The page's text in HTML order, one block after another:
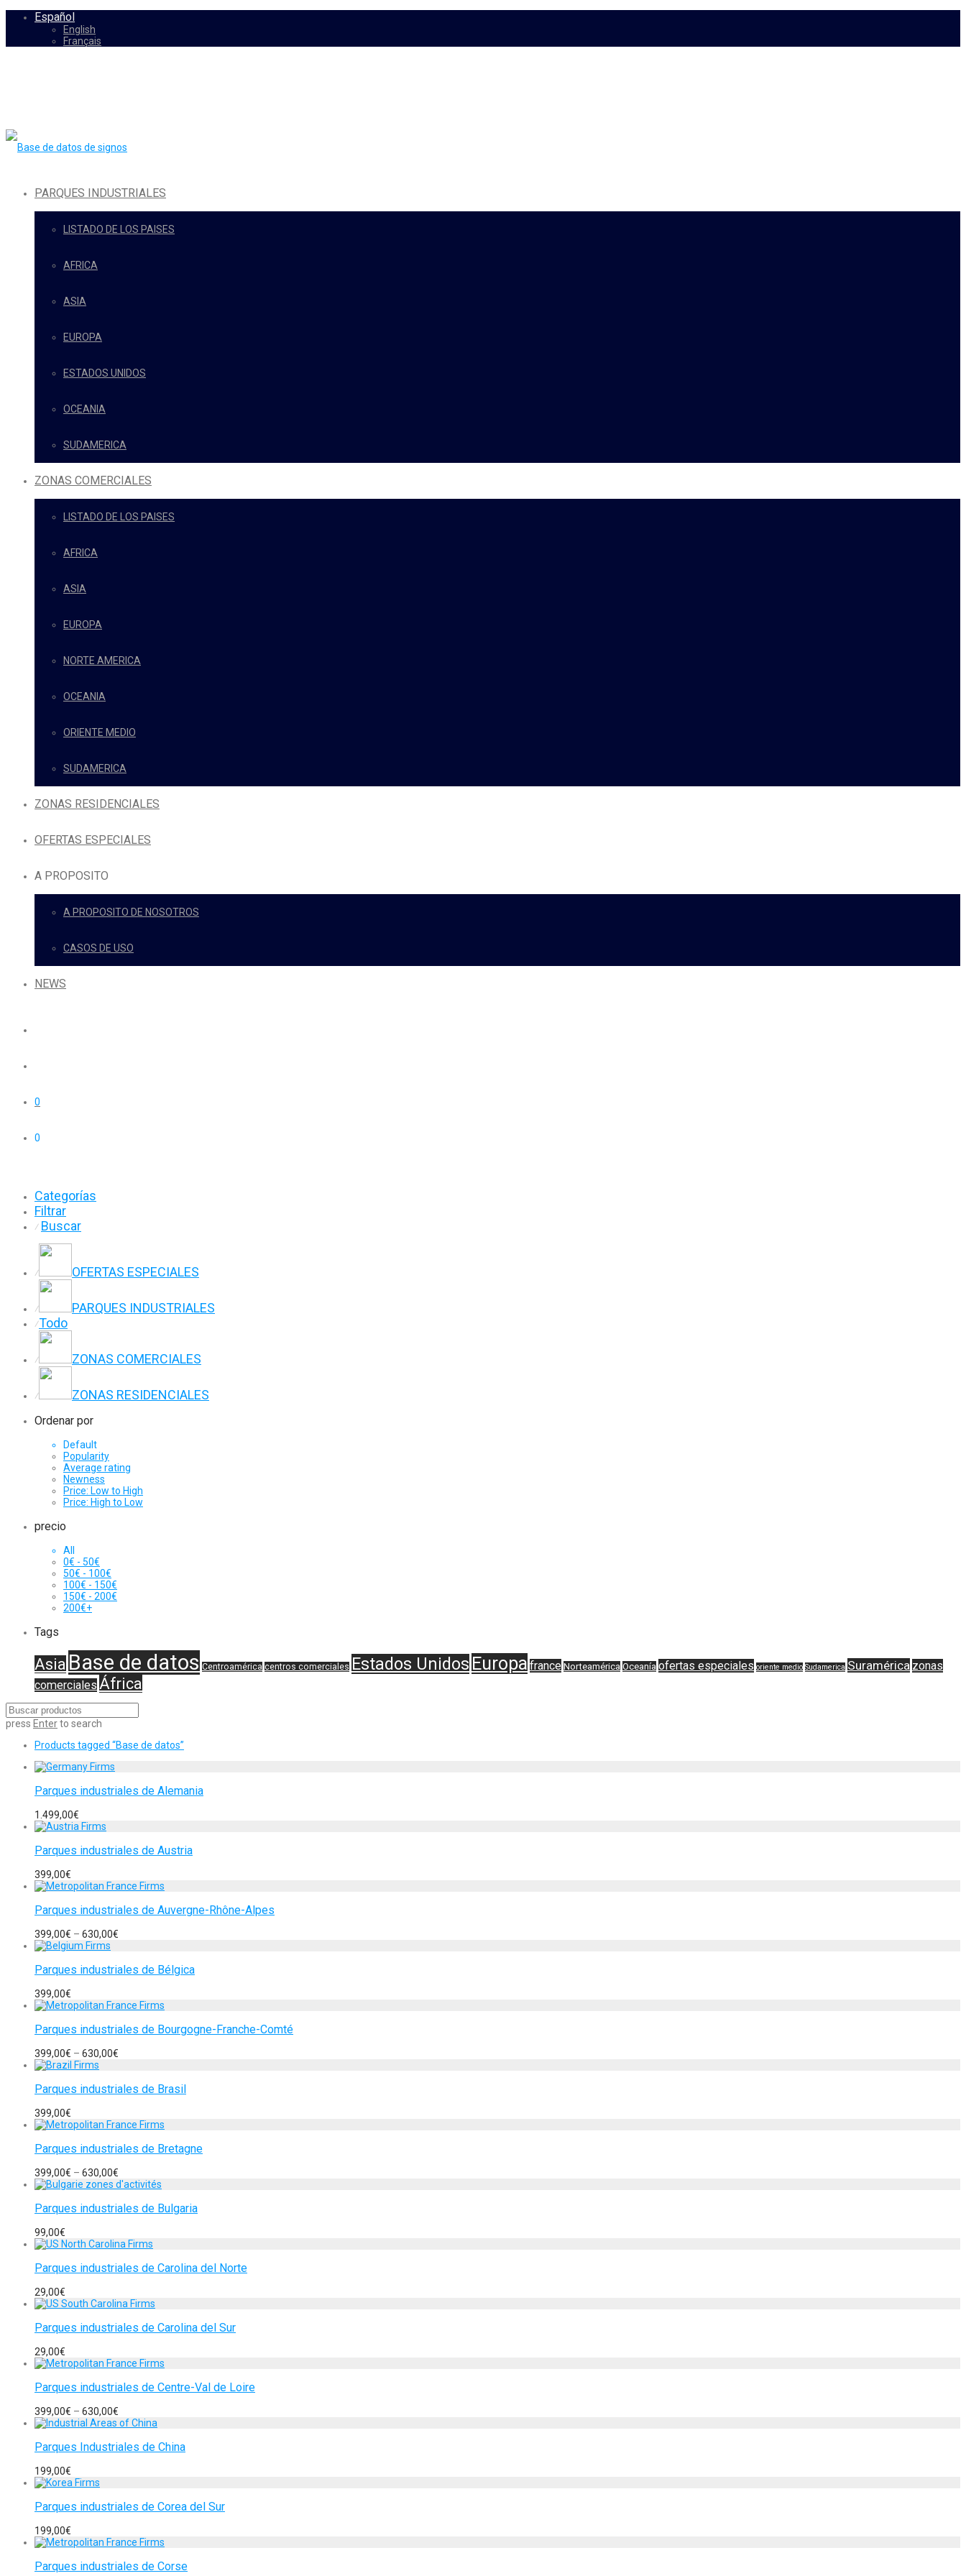
Español
English
Français
PARQUES INDUSTRIALES
LISTADO DE LOS PAISES
AFRICA
ASIA
EUROPA
ESTADOS UNIDOS
OCEANIA
SUDAMERICA
ZONAS COMERCIALES
LISTADO DE LOS PAISES
AFRICA
ASIA
EUROPA
NORTE AMERICA
OCEANIA
ORIENTE MEDIO
SUDAMERICA
ZONAS RESIDENCIALES
OFERTAS ESPECIALES
A PROPOSITO
A PROPOSITO DE NOSOTROS
CASOS DE USO
NEWS
0
0
Categorías
Filtrar
⁄ Buscar
⁄ OFERTAS ESPECIALES
⁄ PARQUES INDUSTRIALES
⁄Todo
⁄ ZONAS COMERCIALES
⁄ ZONAS RESIDENCIALES
Ordenar por
Default
Popularity
Average rating
Newness
Price: Low to High
Price: High to Low
precio
All
0€ - 50€
50€ - 100€
100€ - 150€
150€ - 200€
200€+
Tags
Asia Base de datos Centroamérica centros comerciales Estados Unidos Europa france Norteamérica Oceanía ofertas especiales oriente medio Sudamerica Suramérica zonas
comerciales África
press Enterto search
Products tagged “Base de datos”
Parques industriales de Alemania
1.499,00€
Parques industriales de Austria
399,00€
Parques industriales de Auvergne-Rhône-Alpes
399,00€ – 630,00€
Parques industriales de Bélgica
399,00€
Parques industriales de Bourgogne-Franche-Comté
399,00€ – 630,00€
Parques industriales de Brasil
399,00€
Parques industriales de Bretagne
399,00€ – 630,00€
Parques industriales de Bulgaria
99,00€
Parques industriales de Carolina del Norte
29,00€
Parques industriales de Carolina del Sur
29,00€
Parques industriales de Centre-Val de Loire
399,00€ – 630,00€
Parques Industriales de China
199,00€
Parques industriales de Corea del Sur
199,00€
Parques industriales de Corse